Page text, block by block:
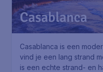
Casablanca
Casablanca is een
vind je een lang strand
is een echte strand- en